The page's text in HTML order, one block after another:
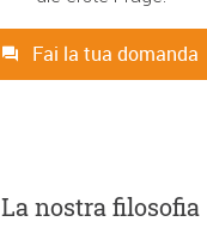
Fai la tua domanda
La nostra filosofia